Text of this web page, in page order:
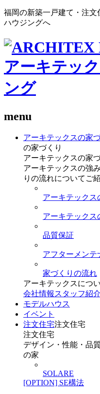
福岡の新築一戸建て・注文
ハウジングへ
menu
アーキテックスの家
の家づくり
アーキテックスの家
アーキテックスの強
りの流れについてご
アーキテックス
アーキテックス
品質保証
アフターメンテ
家づくりの流れ
アーキテックスにつ
会社情報 スタッフ紹介
モデルハウス
イベント
注文住宅注文住宅
注文住宅
デザイン・性能・品
の家
SOLARE
[OPTION] SE構法